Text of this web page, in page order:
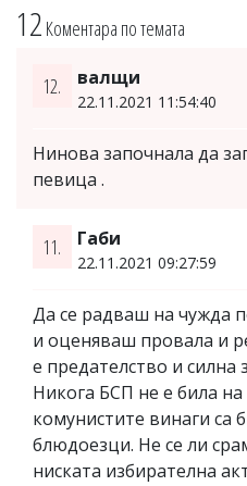
12 Коментара по темата
12. валщи
22.11.2021 11:54:40
Нинова започнала да
певица .
11. Габи
22.11.2021 09:27:59
Да се радваш на чужда
и оценяваш провала и
е предателство и силна
Никога БСП не е била
комунистите винаги са
блюдоезци. Не се ли
ниската избирателна